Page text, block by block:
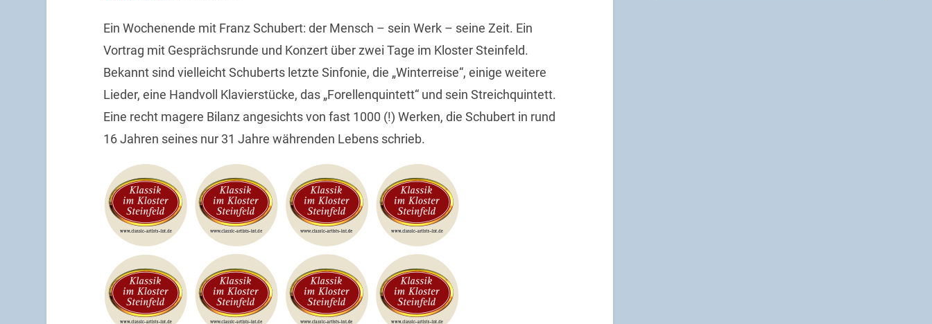
Ein Wochenende mit Franz Schubert: der Mensch – sein Werk – seine Zeit. Ein
Vortrag mit Gesprächsrunde und Konzert über zwei Tage im Kloster Steinfeld.
Bekannt sind vielleicht Schuberts letzte Sinfonie, die „Winterreise“, einige weitere
Lieder, eine Handvoll Klavierstücke, das „Forellenquintett“ und sein Streichquintett.
Eine recht magere Bilanz angesichts von fast 1000 (!) Werken, die Schubert in rund
16 Jahren seines nur 31 Jahre währenden Lebens schrieb.